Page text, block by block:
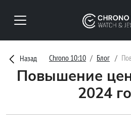
Назад Chrono 10:10 Блог
Повышение
2024